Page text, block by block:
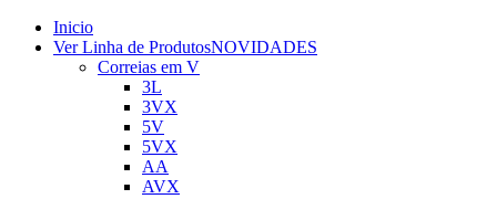
Inicio
Ver Linha de ProdutosNOVIDADES
Correias em V
3L
3VX
5V
5VX
AA
AVX